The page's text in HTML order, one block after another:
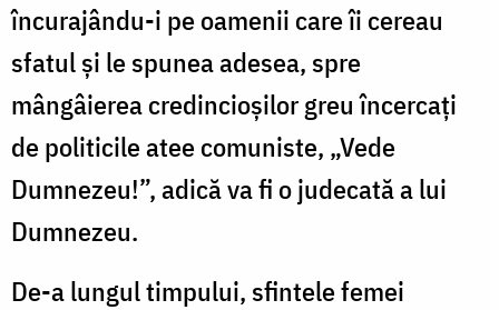
încurajându-i pe oamenii care îi cereau
sfatul și le spunea adesea, spre
mângâierea credincioșilor greu încercați
de politicile atee comuniste, „Vede
Dumnezeu!”, adică va fi o judecată a lui
Dumnezeu.
De-a lungul timpului, sfintele femei